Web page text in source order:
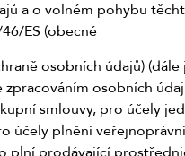
a o volném pohybu
ES (obecné
osobních údajů) (dále
zpracováním osobních
smlouvy, pro účely
účely plnění
plní prodávající